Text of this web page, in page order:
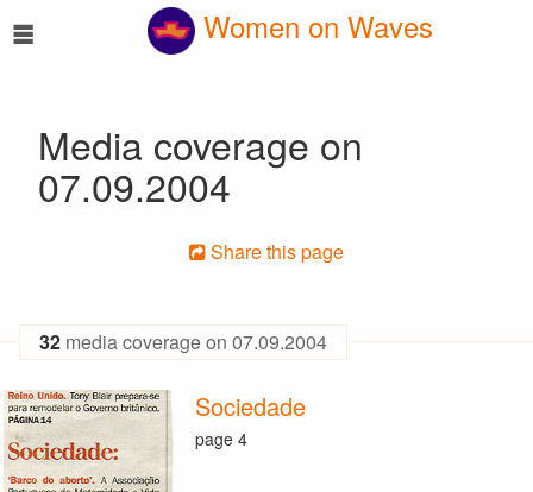
☰ Women on Waves
Media coverage on
07.09.2004
Share this page
32 media coverage on 07.09.2004
Sociedade
page 4